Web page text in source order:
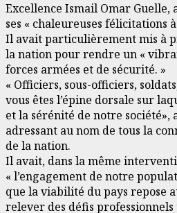
Excellence Ismail Omar Guelle,
ses « chaleureuses félicitations
Il avait particulièrement mis à
la nation pour rendre un «
forces armées et de sécurité. »
« Officiers, sous-officiers,
vous êtes l’épine dorsale sur
et la sérénité de notre
adressant au nom de tous la
de la nation.
Il avait, dans la même
« l’engagement de notre
que la viabilité du pays repose
relever des défis